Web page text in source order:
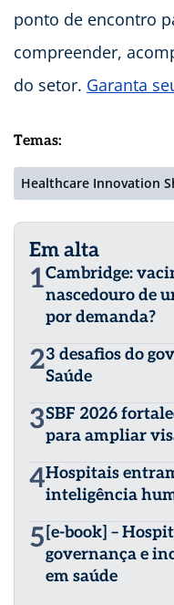
ponto de encontro
compreender,
do setor. Garanta
Temas:
Healthcare Innovation
Em alta
1Cambridge:
nascedouro de
por demanda?
23 desafios do
Saúde
3SBF 2026
para ampliar
4Hospitais
inteligência
5 [e-book] –
governança e
em saúde